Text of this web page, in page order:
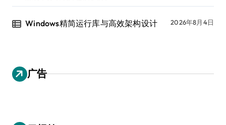
Windows精简运行库与高效架构设计 2026年8月4日
广告